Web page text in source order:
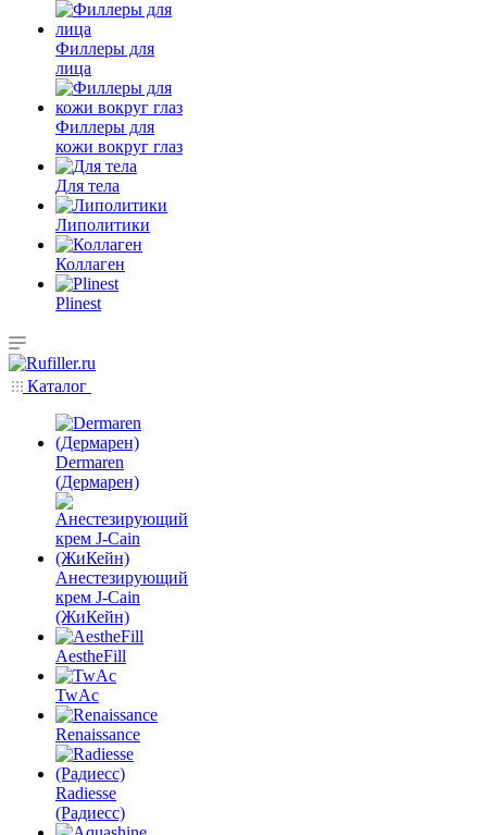
Филлеры для
лица
Филлеры для
кожи вокруг глаз
Для тела
Липолитики
Коллаген
Plinest
Каталог
Dermaren
(Дермарен)
Анестезирующий
крем J-Cain
(ЖиКейн)
AestheFill
TwAc
Renaissance
Radiesse
(Радиесс)